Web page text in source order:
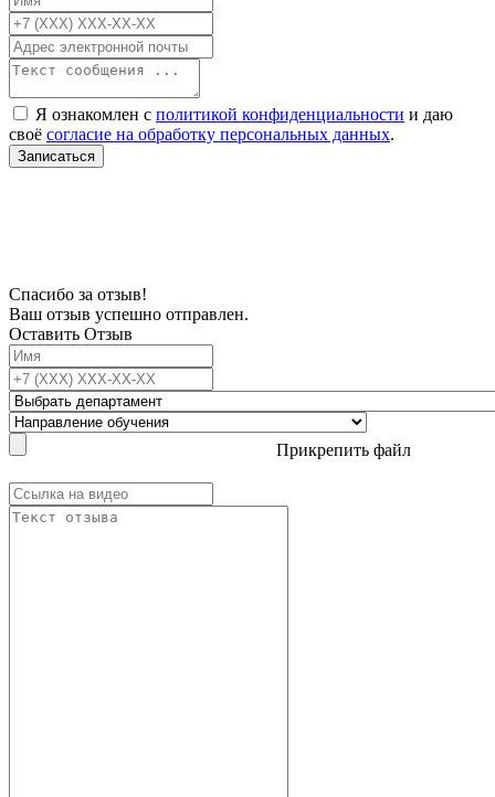
Я ознакомлен с политикой конфиденциальности и даю
своё согласие на обработку персональных данных.
Записаться
Спасибо за отзыв!
Ваш отзыв успешно отправлен.
Оставить Отзыв
Прикрепить файл